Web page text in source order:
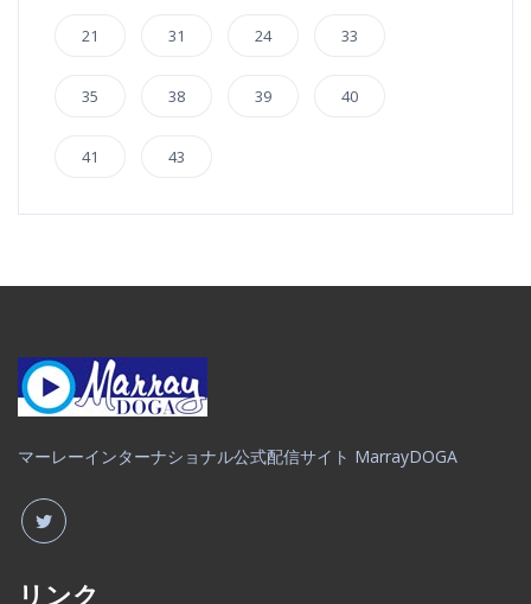
21 31 24 33
35 38 39 40
41 43
マーレーインターナショナル公式配信サイト MarrayDOGA
リンク